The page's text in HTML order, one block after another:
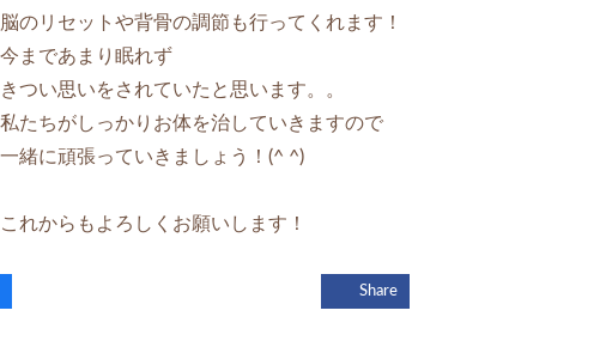
脳のリセットや背骨の調節も行ってくれます！
今まであまり眠れず
きつい思いをされていたと思います。。
私たちがしっかりお体を治していきますので
一緒に頑張っていきましょう！(^ ^)
これからもよろしくお願いします！
Share